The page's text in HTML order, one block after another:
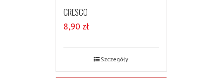
CRESCO
8,90 zł
Szczegóły